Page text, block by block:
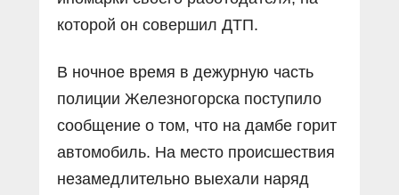
которой он совершил ДТП.
В ночное время в дежурную часть
полиции Железногорска поступило
сообщение о том, что на дамбе горит
автомобиль. На место происшествия
незамедлительно выехали наряд